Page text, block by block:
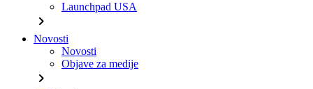
Launchpad USA
chevron_right
Novosti
Novosti
Objave za medije
chevron_right